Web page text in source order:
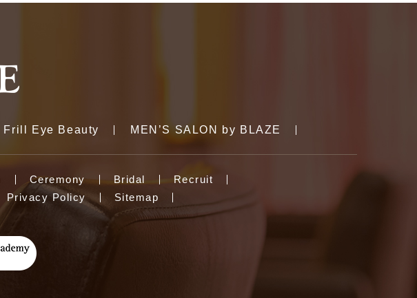
Frill Eye Beauty MEN’S SALON by BLAZE
Ceremony Bridal
Recruit
Privacy Policy Sitemap